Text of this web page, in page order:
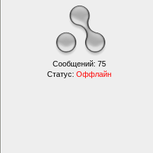
Сообщений: 75
Статус: Оффлайн